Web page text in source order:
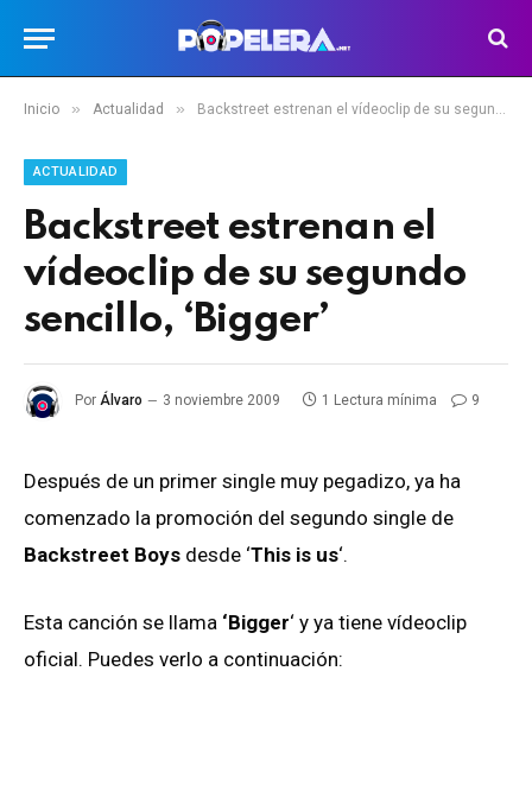
Inicio » Actualidad » Backstreet estrenan el vídeoclip de su segundo sencillo, ‘Bigger’
ACTUALIDAD
Backstreet estrenan el
vídeoclip de su segundo
sencillo, ‘Bigger’
Por Álvaro 3 noviembre 2009 1 Lectura mínima 9
Después de un primer single muy pegadizo, ya ha
comenzado la promoción del segundo single de
Backstreet Boys desde ‘This is us‘.
Esta canción se llama ‘Bigger‘ y ya tiene vídeoclip
oficial. Puedes verlo a continuación: